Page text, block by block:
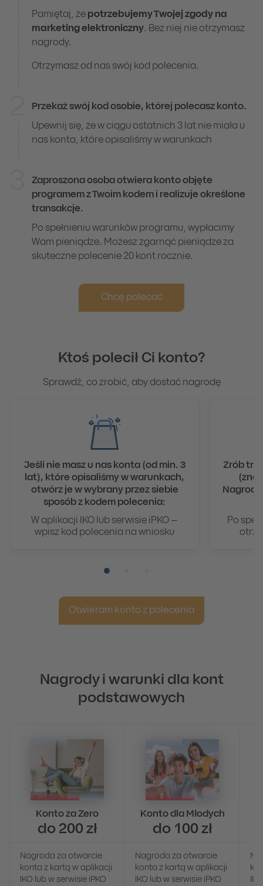
Pamiętaj, że potrzebujemy Twojej zgody na
marketing elektroniczny. Bez niej nie otrzymasz
nagrody.
Otrzymasz od nas swój kod polecenia.
Przekaż swój kod osobie, której polecasz konto.
Upewnij się, że w ciągu ostatnich 3 lat nie miała u
nas konta, które opisaliśmy w warunkach
Zaproszona osoba otwiera konto objęte
programem z Twoim kodem i realizuje określone
transakcje.
Po spełnieniu warunków programu, wypłacimy
Wam pieniądze. Możesz zgarnąć pieniądze za
skuteczne polecenie 20 kont rocznie.
Chcę polecać
Ktoś polecił Ci konto?
Sprawdź, co zrobić, aby dostać nagrodę
Jeśli nie masz u nas konta (od min. 3
lat), które opisaliśmy w warunkach,
otwórz je w wybrany przez siebie
sposób z kodem polecenia:
W aplikacji IKO lub serwisie iPKO –
wpisz kod polecenia na wniosku
Zrób
Po
Otwieram konto z polecenia
Nagrody i warunki dla kont
podstawowych
Konto za Zero Konto dla Młodych
do 200 zł do 100 zł
Nagroda za otwarcie
konta z kartą w aplikacji
IKO lub w serwisie iPKO
Nagroda za otwarcie
konta z kartą w aplikacji
IKO lub w serwisie iPKO